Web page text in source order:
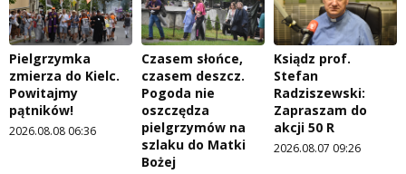
Pielgrzymka
zmierza do Kielc.
Powitajmy
pątników!
2026.08.08 06:36
Czasem słońce,
czasem deszcz.
Pogoda nie
oszczędza
pielgrzymów na
szlaku do Matki
Bożej
Ksiądz prof.
Stefan
Radziszewski:
Zapraszam do
akcji 50 R
2026.08.07 09:26